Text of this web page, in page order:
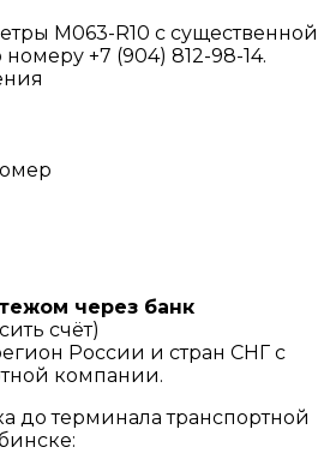
M063-R10 с существенной
+7 (904) 812-98-14.
через банк
счёт)
России и стран СНГ с
компании.
до терминала транспортной